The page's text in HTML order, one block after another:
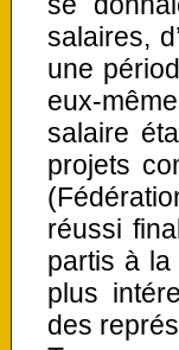
salaires,
une
eux-
salaire
projets
réussi
partis à la
plus
des